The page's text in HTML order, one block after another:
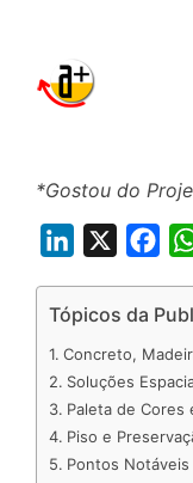
*Gostou do
n
e
d
I
n
c
b
o
o
k
Tópicos da
Concreto,
Soluções
Paleta de Cores
Piso e
Pontos Notáveis